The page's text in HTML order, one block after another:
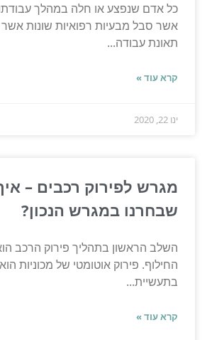
כל אדם שנפצע או חלה במהלך
אשר סבל מבעיות רפואיות שונות
תאונת עבודה...
קרא עוד »
ינו 22, 2020
מגרש לפירוק רכבים –
שבחרנו במגרש הנכון?
השלב הראשון בתהליך פירוק הרכב
החילוף. פירוק אוטומטי של מכוניות
בתעשיית...
קרא עוד »